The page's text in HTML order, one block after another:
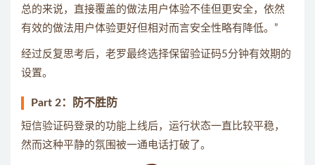
总的来说，直接覆盖的做法用户体验不佳但更安全，依然
有效的做法用户体验更好但相对而言安全性略有降低。”
经过反复思考后，老罗最终选择保留验证码5分钟有效期的
设置。
Part 2：防不胜防
短信验证码登录的功能上线后，运行状态一直比较平稳，
然而这种平静的氛围被一通电话打破了。